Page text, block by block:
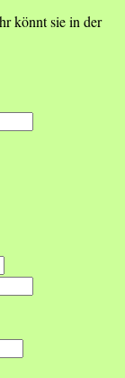
könnt sie in der